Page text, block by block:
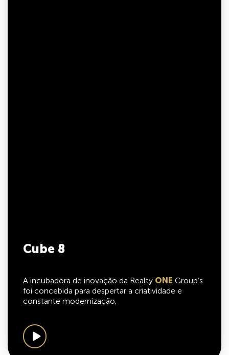
Cube 8
A incubadora de inovação da Realty ONE Group’s
foi concebida para despertar a criatividade e
constante modernização.